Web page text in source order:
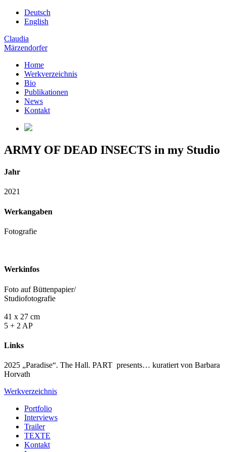
Deutsch
English
Claudia
Märzendorfer
Home
Werkverzeichnis
Bio
Publikationen
News
Kontakt
ARMY OF DEAD INSECTS in my Studio
Jahr
2021
Werkangaben
Fotografie
Werkinfos
Foto auf Büttenpapier/
Studiofotografie
41 x 27 cm
5 + 2 AP
Links
2025 „Paradise“. The Hall. PART presents… kuratiert von Barbara
Horvath
Werkverzeichnis
Portfolio
Interviews
Trailer
TEXTE
Kontakt